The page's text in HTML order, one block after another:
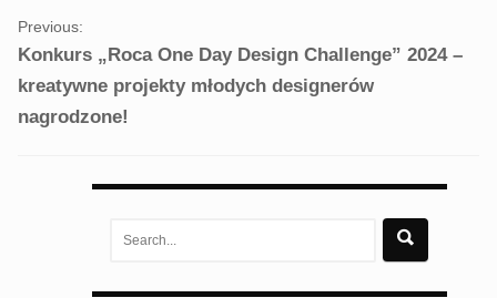
Previous:
Konkurs „Roca One Day Design Challenge” 2024 –
kreatywne projekty młodych designerów
nagrodzone!